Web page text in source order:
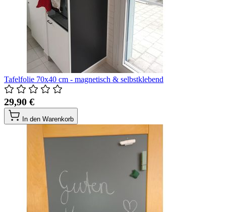
Tafelfolie 70x40 cm - magnetisch & selbstklebend
29,90 €
In den Warenkorb